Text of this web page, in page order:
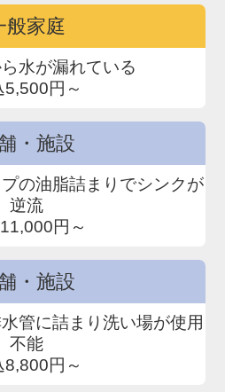
般家庭
水が漏れている
5,500円～
・施設
の油脂詰まりでシンクが
逆流
円～
・施設
管に詰まり洗い場が使用
不能
8,800円～